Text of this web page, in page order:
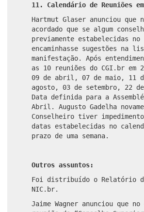
11. Calendário de Reuniões
Hartmut Glaser anunciou que
acordado que se algum
previamente estabelecidas
encaminhasse sugestões na
manifestação. Após
as 10 reuniões do CGI.br
09 de abril, 07 de maio, 11
agosto, 03 de setembro, 22
Data definida para a
Abril. Augusto Gadelha
Conselheiro tiver
datas estabelecidas no
prazo de uma semana.
Outros assuntos:
Foi distribuído o Relatório
NIC.br.
Jaime Wagner anunciou que